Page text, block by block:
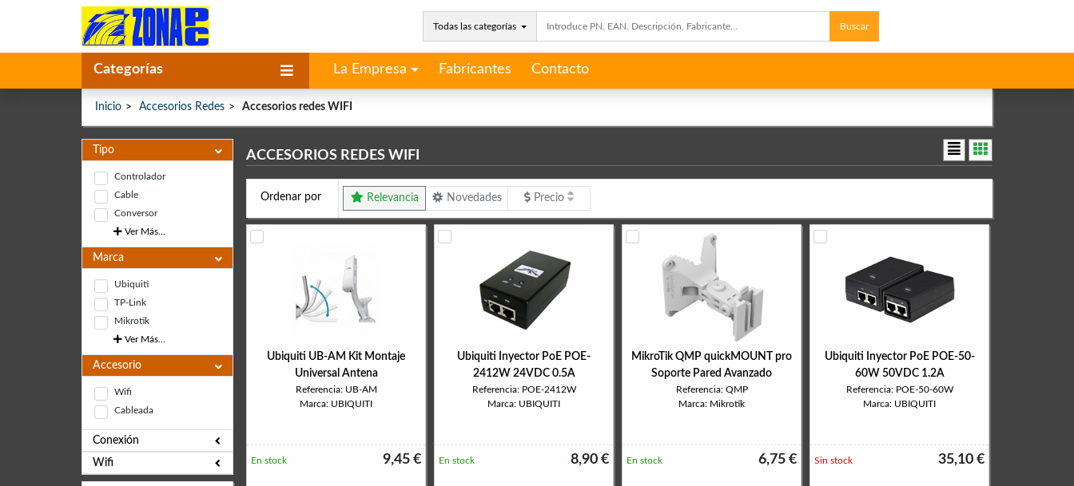
Todas las categorías Buscar
Categorías La Empresa Fabricantes Contacto
Inicio Accesorios Redes Accesorios redes WIFI
Tipo
Controlador
Cable
Conversor
Ver Más...
Marca
Ubiquiti
TP-Link
Mikrotik
Ver Más...
Accesorio
Wifi
Cableada
Conexión
Wifi
ACCESORIOS REDES WIFI
Ordenar por Relevancia Novedades Precio
Ubiquiti UB-AM Kit Montaje
Universal Antena
Referencia: UB-AM
Marca: UBIQUITI
9,45 €
En stock
Ubiquiti Inyector PoE POE-
2412W 24VDC 0.5A
Referencia: POE-2412W
Marca: UBIQUITI
8,90 €
En stock
MikroTik QMP quickMOUNT pro
Soporte Pared Avanzado
Referencia: QMP
Marca: Mikrotik
6,75 €
En stock
Ubiquiti Inyector PoE POE-50-
60W 50VDC 1.2A
Referencia: POE-50-60W
Marca: UBIQUITI
35,10 €
Sin stock